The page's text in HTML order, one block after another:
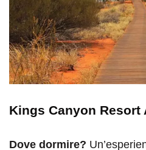
Kings Canyon Resort
Dove dormire?